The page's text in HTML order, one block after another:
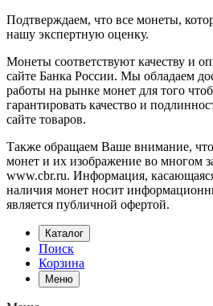
Подтверждаем, что все монеты,
нашу экспертную оценку.
Монеты соответствуют качеству и
сайте Банка России. Мы обладаем
работы на рынке монет для того
гарантировать качество и
сайте товаров.
Также обращаем Ваше внимание,
монет и их изображение во многом
www.cbr.ru. Информация,
наличия монет носит
является публичной офертой.
Каталог
Поиск
Корзина
Меню